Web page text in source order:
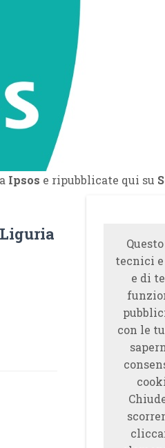
Ipsos e ripubblicate qui su
tecnici
e di
con le